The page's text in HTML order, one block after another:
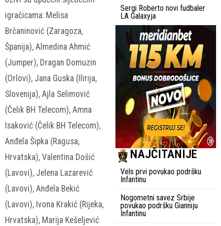
igračicama: Melisa
Brčaninović (Zaragoza,
Španija), Almedina Ahmić
(Jumper), Dragan Domuzin
(Orlovi), Jana Guska (Ilirija,
Slovenija), Ajla Selimović
(Čelik BH Telecom), Amna
Isaković (Čelik BH Telecom),
Anđela Šipka (Ragusa,
Hrvatska), Valentina Došić
(Lavovi), Jelena Lazarević
(Lavovi), Anđela Bekić
(Lavovi), Ivona Krakić (Rijeka,
Hrvatska), Marija Kešeljević
Sergi Roberto novi fudbaler
LA Galaxyja
NAJČITANIJE
Vels prvi povukao podršku
Infantinu
Nogometni savez Srbije
povukao podršku Gianniju
Infantinu